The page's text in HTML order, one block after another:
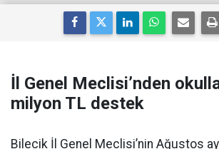
İl Genel Meclisi’nden
milyon TL destek
Bilecik İl Genel Meclisi’nin Ağustos